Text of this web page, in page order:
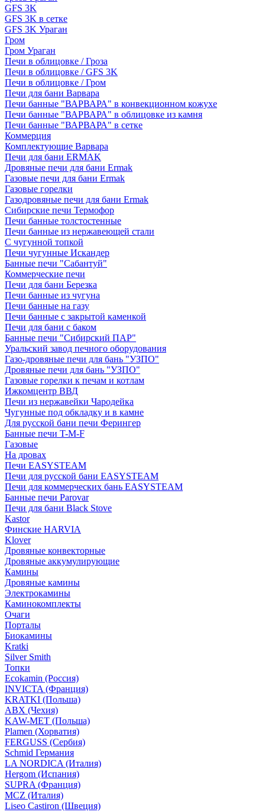
GFS 3K
GFS 3K в сетке
GFS 3K Ураган
Гром
Гром Ураган
Печи в облицовке / Гроза
Печи в облицовке / GFS 3K
Печи в облицовке / Гром
Печи для бани Варвара
Печи банные "ВАРВАРА" в конвекционном кожухе
Печи банные "ВАРВАРА" в облицовке из камня
Печи банные "ВАРВАРА" в сетке
Коммерция
Комплектующие Варвара
Печи для бани ERMAK
Дровяные печи для бани Ermak
Газовые печи для бани Ermak
Газовые горелки
Газодровяные печи для бани Ermak
Сибирские печи Термофор
Печи банные толстостенные
Печи банные из нержавеющей стали
С чугунной топкой
Печи чугунные Искандер
Банные печи "Сабантуй"
Коммерческие печи
Печи для бани Березка
Печи банные из чугуна
Печи банные на газу
Печи банные с закрытой каменкой
Печи для бани с баком
Банные печи "Сибирский ПАР"
Уральский завод печного оборудования
Газо-дровяные печи для бань "УЗПО"
Дровяные печи для бань "УЗПО"
Газовые горелки к печам и котлам
Ижкомцентр ВВД
Печи из нержавейки Чародейка
Чугунные под обкладку и в камне
Для русской бани печи Ферингер
Банные печи T-M-F
Газовые
На дровах
Печи EASYSTEAM
Печи для русской бани EASYSTEAM
Печи для коммерческих бань EASYSTEAM
Банные печи Parovar
Печи для бани Black Stove
Kastor
Финские HARVIA
Klover
Дровяные конвекторные
Дровяные аккумулирующие
Камины
Дровяные камины
Электрокамины
Каминокомплекты
Очаги
Порталы
Биокамины
Kratki
Silver Smith
Топки
Ecokamin (Россия)
INVICTA (Франция)
KRATKI (Польша)
ABX (Чехия)
KAW-MET (Польша)
Plamen (Хорватия)
FERGUSS (Сербия)
Schmid Германия
LA NORDICA (Италия)
Hergom (Испания)
SUPRA (Франция)
MCZ (Италия)
Liseo Castiron (Швеция)